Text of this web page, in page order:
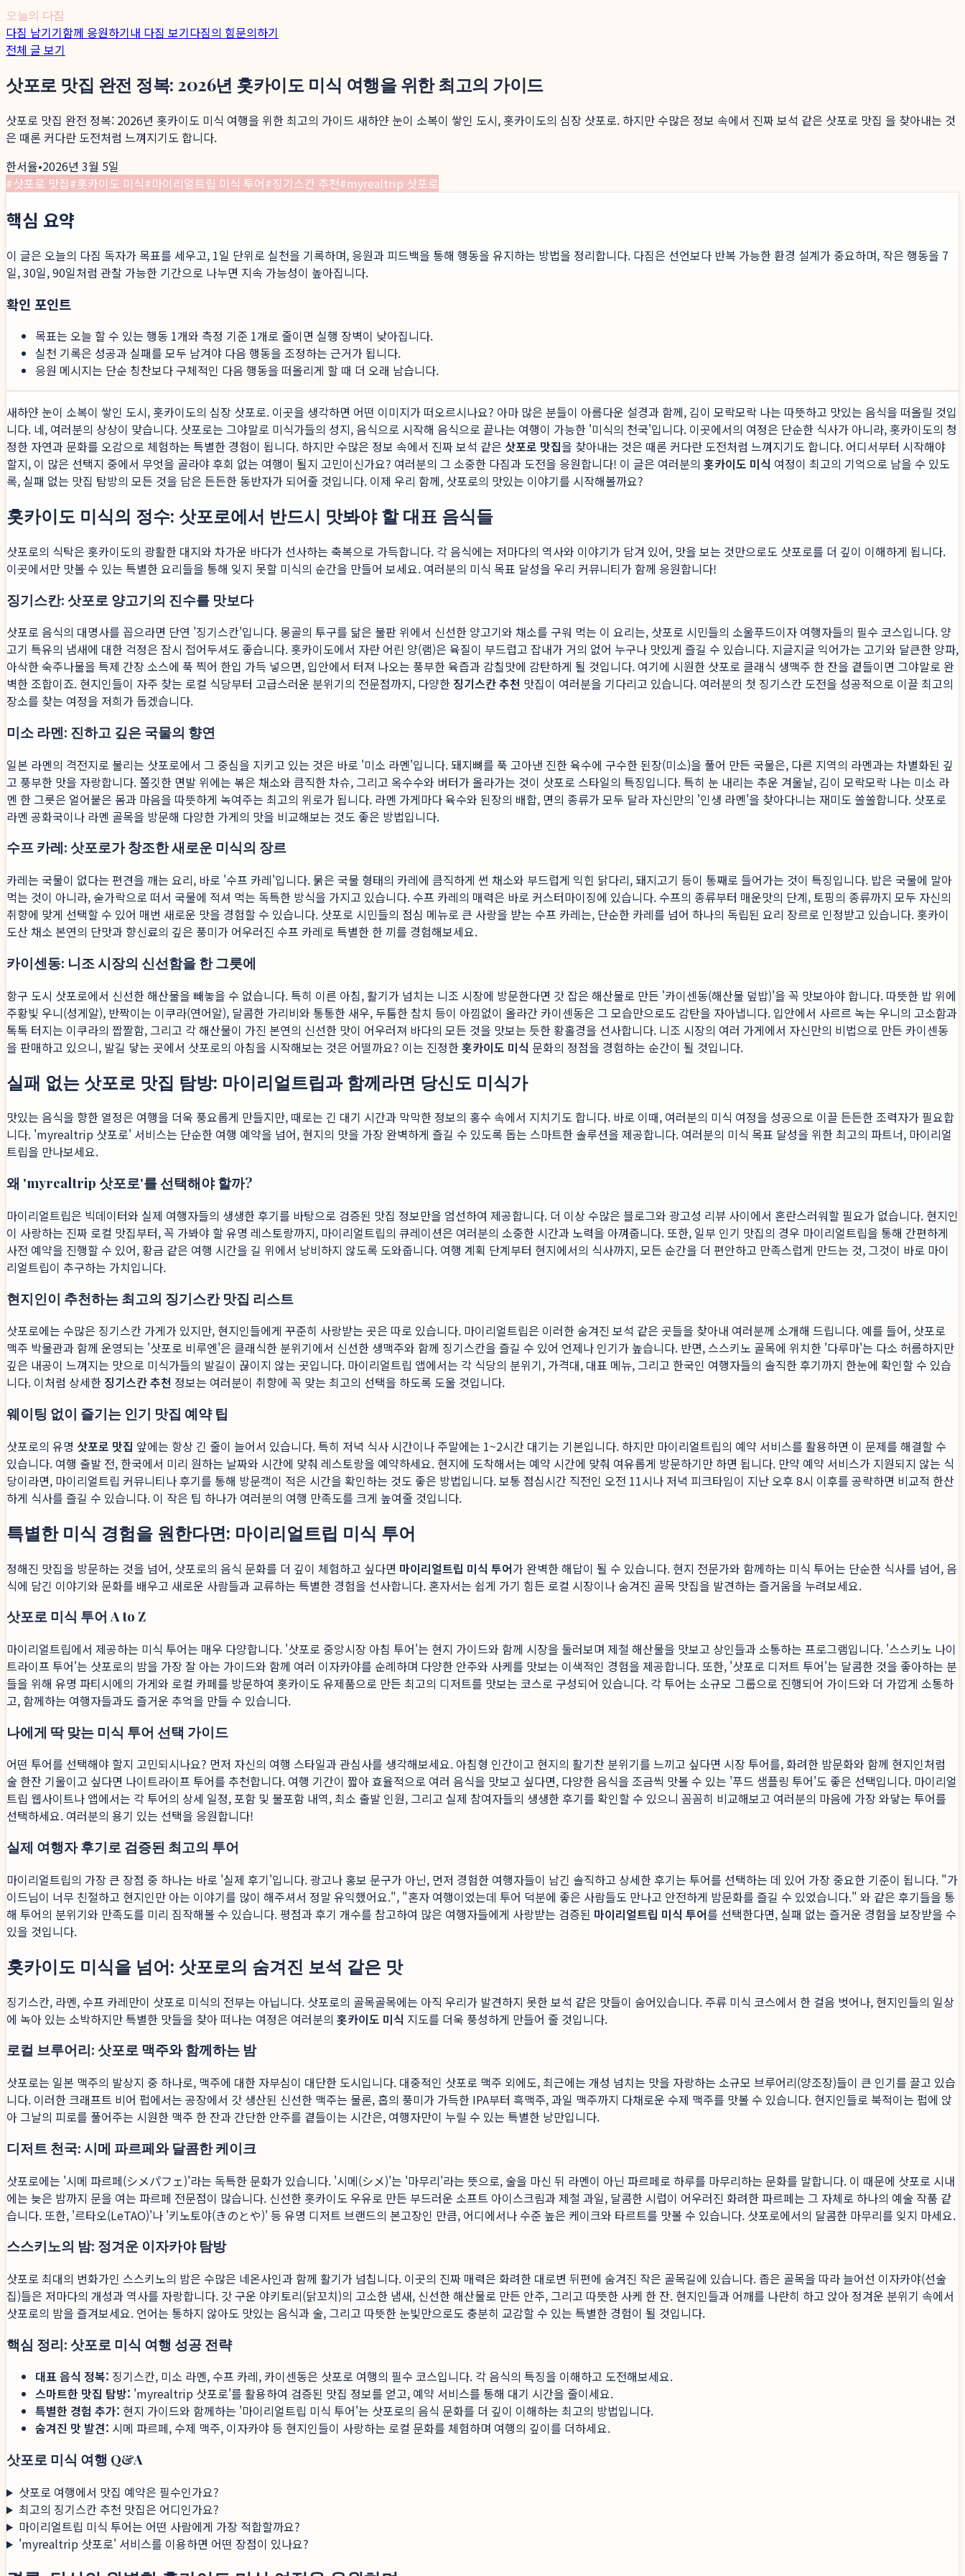
오늘의 다짐
다짐 남기기함께 응원하기내 다짐 보기다짐의 힘문의하기
전체 글 보기
삿포로 맛집 완전 정복: 2026년 홋카이도 미식 여행을 위한 최고의 가이드
삿포로 맛집 완전 정복: 2026년 홋카이도 미식 여행을 위한 최고의 가이드 새하얀 눈이 소복이 쌓인 도시, 홋카이도의 심장 삿포로. 하지만 수많은 정보 속에서 진짜 보석 같은 삿포로 맛집 을 찾아내는 것
은 때론 커다란 도전처럼 느껴지기도 합니다.
한서율•2026년 3월 5일
#삿포로 맛집#홋카이도 미식#마이리얼트립 미식 투어#징기스칸 추천#myrealtrip 삿포로
핵심 요약
이 글은 오늘의 다짐 독자가 목표를 세우고, 1일 단위로 실천을 기록하며, 응원과 피드백을 통해 행동을 유지하는 방법을 정리합니다. 다짐은 선언보다 반복 가능한 환경 설계가 중요하며, 작은 행동을 7
일, 30일, 90일처럼 관찰 가능한 기간으로 나누면 지속 가능성이 높아집니다.
확인 포인트
목표는 오늘 할 수 있는 행동 1개와 측정 기준 1개로 줄이면 실행 장벽이 낮아집니다.
실천 기록은 성공과 실패를 모두 남겨야 다음 행동을 조정하는 근거가 됩니다.
응원 메시지는 단순 칭찬보다 구체적인 다음 행동을 떠올리게 할 때 더 오래 남습니다.
새하얀 눈이 소복이 쌓인 도시, 홋카이도의 심장 삿포로. 이곳을 생각하면 어떤 이미지가 떠오르시나요? 아마 많은 분들이 아름다운 설경과 함께, 김이 모락모락 나는 따뜻하고 맛있는 음식을 떠올릴 것입
니다. 네, 여러분의 상상이 맞습니다. 삿포로는 그야말로 미식가들의 성지, 음식으로 시작해 음식으로 끝나는 여행이 가능한 '미식의 천국'입니다. 이곳에서의 여정은 단순한 식사가 아니라, 홋카이도의 청
정한 자연과 문화를 오감으로 체험하는 특별한 경험이 됩니다. 하지만 수많은 정보 속에서 진짜 보석 같은 삿포로 맛집을 찾아내는 것은 때론 커다란 도전처럼 느껴지기도 합니다. 어디서부터 시작해야
할지, 이 많은 선택지 중에서 무엇을 골라야 후회 없는 여행이 될지 고민이신가요? 여러분의 그 소중한 다짐과 도전을 응원합니다! 이 글은 여러분의 홋카이도 미식 여정이 최고의 기억으로 남을 수 있도
록, 실패 없는 맛집 탐방의 모든 것을 담은 든든한 동반자가 되어줄 것입니다. 이제 우리 함께, 삿포로의 맛있는 이야기를 시작해볼까요?
홋카이도 미식의 정수: 삿포로에서 반드시 맛봐야 할 대표 음식들
삿포로의 식탁은 홋카이도의 광활한 대지와 차가운 바다가 선사하는 축복으로 가득합니다. 각 음식에는 저마다의 역사와 이야기가 담겨 있어, 맛을 보는 것만으로도 삿포로를 더 깊이 이해하게 됩니다.
이곳에서만 맛볼 수 있는 특별한 요리들을 통해 잊지 못할 미식의 순간을 만들어 보세요. 여러분의 미식 목표 달성을 우리 커뮤니티가 함께 응원합니다!
징기스칸: 삿포로 양고기의 진수를 맛보다
삿포로 음식의 대명사를 꼽으라면 단연 '징기스칸'입니다. 몽골의 투구를 닮은 불판 위에서 신선한 양고기와 채소를 구워 먹는 이 요리는, 삿포로 시민들의 소울푸드이자 여행자들의 필수 코스입니다. 양
고기 특유의 냄새에 대한 걱정은 잠시 접어두셔도 좋습니다. 홋카이도에서 자란 어린 양(램)은 육질이 부드럽고 잡내가 거의 없어 누구나 맛있게 즐길 수 있습니다. 지글지글 익어가는 고기와 달큰한 양파,
아삭한 숙주나물을 특제 간장 소스에 푹 찍어 한입 가득 넣으면, 입안에서 터져 나오는 풍부한 육즙과 감칠맛에 감탄하게 될 것입니다. 여기에 시원한 삿포로 클래식 생맥주 한 잔을 곁들이면 그야말로 완
벽한 조합이죠. 현지인들이 자주 찾는 로컬 식당부터 고급스러운 분위기의 전문점까지, 다양한 징기스칸 추천 맛집이 여러분을 기다리고 있습니다. 여러분의 첫 징기스칸 도전을 성공적으로 이끌 최고의
장소를 찾는 여정을 저희가 돕겠습니다.
미소 라멘: 진하고 깊은 국물의 향연
일본 라멘의 격전지로 불리는 삿포로에서 그 중심을 지키고 있는 것은 바로 '미소 라멘'입니다. 돼지뼈를 푹 고아낸 진한 육수에 구수한 된장(미소)을 풀어 만든 국물은, 다른 지역의 라멘과는 차별화된 깊
고 풍부한 맛을 자랑합니다. 쫄깃한 면발 위에는 볶은 채소와 큼직한 차슈, 그리고 옥수수와 버터가 올라가는 것이 삿포로 스타일의 특징입니다. 특히 눈 내리는 추운 겨울날, 김이 모락모락 나는 미소 라
멘 한 그릇은 얼어붙은 몸과 마음을 따뜻하게 녹여주는 최고의 위로가 됩니다. 라멘 가게마다 육수와 된장의 배합, 면의 종류가 모두 달라 자신만의 '인생 라멘'을 찾아다니는 재미도 쏠쏠합니다. 삿포로
라멘 공화국이나 라멘 골목을 방문해 다양한 가게의 맛을 비교해보는 것도 좋은 방법입니다.
수프 카레: 삿포로가 창조한 새로운 미식의 장르
카레는 국물이 없다는 편견을 깨는 요리, 바로 '수프 카레'입니다. 묽은 국물 형태의 카레에 큼직하게 썬 채소와 부드럽게 익힌 닭다리, 돼지고기 등이 통째로 들어가는 것이 특징입니다. 밥은 국물에 말아
먹는 것이 아니라, 숟가락으로 떠서 국물에 적셔 먹는 독특한 방식을 가지고 있습니다. 수프 카레의 매력은 바로 커스터마이징에 있습니다. 수프의 종류부터 매운맛의 단계, 토핑의 종류까지 모두 자신의
취향에 맞게 선택할 수 있어 매번 새로운 맛을 경험할 수 있습니다. 삿포로 시민들의 점심 메뉴로 큰 사랑을 받는 수프 카레는, 단순한 카레를 넘어 하나의 독립된 요리 장르로 인정받고 있습니다. 홋카이
도산 채소 본연의 단맛과 향신료의 깊은 풍미가 어우러진 수프 카레로 특별한 한 끼를 경험해보세요.
카이센동: 니조 시장의 신선함을 한 그릇에
항구 도시 삿포로에서 신선한 해산물을 빼놓을 수 없습니다. 특히 이른 아침, 활기가 넘치는 니조 시장에 방문한다면 갓 잡은 해산물로 만든 '카이센동(해산물 덮밥)'을 꼭 맛보아야 합니다. 따뜻한 밥 위에
주황빛 우니(성게알), 반짝이는 이쿠라(연어알), 달콤한 가리비와 통통한 새우, 두툼한 참치 등이 아낌없이 올라간 카이센동은 그 모습만으로도 감탄을 자아냅니다. 입안에서 사르르 녹는 우니의 고소함과
톡톡 터지는 이쿠라의 짭짤함, 그리고 각 해산물이 가진 본연의 신선한 맛이 어우러져 바다의 모든 것을 맛보는 듯한 황홀경을 선사합니다. 니조 시장의 여러 가게에서 자신만의 비법으로 만든 카이센동
을 판매하고 있으니, 발길 닿는 곳에서 삿포로의 아침을 시작해보는 것은 어떨까요? 이는 진정한홋카이도 미식 문화의 정점을 경험하는 순간이 될 것입니다.
실패 없는 삿포로 맛집 탐방: 마이리얼트립과 함께라면 당신도 미식가
맛있는 음식을 향한 열정은 여행을 더욱 풍요롭게 만들지만, 때로는 긴 대기 시간과 막막한 정보의 홍수 속에서 지치기도 합니다. 바로 이때, 여러분의 미식 여정을 성공으로 이끌 든든한 조력자가 필요합
니다. 'myrealtrip 삿포로' 서비스는 단순한 여행 예약을 넘어, 현지의 맛을 가장 완벽하게 즐길 수 있도록 돕는 스마트한 솔루션을 제공합니다. 여러분의 미식 목표 달성을 위한 최고의 파트너, 마이리얼
트립을 만나보세요.
왜 'myrealtrip 삿포로'를 선택해야 할까?
마이리얼트립은 빅데이터와 실제 여행자들의 생생한 후기를 바탕으로 검증된 맛집 정보만을 엄선하여 제공합니다. 더 이상 수많은 블로그와 광고성 리뷰 사이에서 혼란스러워할 필요가 없습니다. 현지인
이 사랑하는 진짜 로컬 맛집부터, 꼭 가봐야 할 유명 레스토랑까지, 마이리얼트립의 큐레이션은 여러분의 소중한 시간과 노력을 아껴줍니다. 또한, 일부 인기 맛집의 경우 마이리얼트립을 통해 간편하게
사전 예약을 진행할 수 있어, 황금 같은 여행 시간을 길 위에서 낭비하지 않도록 도와줍니다. 여행 계획 단계부터 현지에서의 식사까지, 모든 순간을 더 편안하고 만족스럽게 만드는 것, 그것이 바로 마이
리얼트립이 추구하는 가치입니다.
현지인이 추천하는 최고의 징기스칸 맛집 리스트
삿포로에는 수많은 징기스칸 가게가 있지만, 현지인들에게 꾸준히 사랑받는 곳은 따로 있습니다. 마이리얼트립은 이러한 숨겨진 보석 같은 곳들을 찾아내 여러분께 소개해 드립니다. 예를 들어, 삿포로
맥주 박물관과 함께 운영되는 '삿포로 비루엔'은 클래식한 분위기에서 신선한 생맥주와 함께 징기스칸을 즐길 수 있어 언제나 인기가 높습니다. 반면, 스스키노 골목에 위치한 '다루마'는 다소 허름하지만
깊은 내공이 느껴지는 맛으로 미식가들의 발길이 끊이지 않는 곳입니다. 마이리얼트립 앱에서는 각 식당의 분위기, 가격대, 대표 메뉴, 그리고 한국인 여행자들의 솔직한 후기까지 한눈에 확인할 수 있습
니다. 이처럼 상세한 징기스칸 추천 정보는 여러분이 취향에 꼭 맞는 최고의 선택을 하도록 도울 것입니다.
웨이팅 없이 즐기는 인기 맛집 예약 팁
삿포로의 유명 삿포로 맛집 앞에는 항상 긴 줄이 늘어서 있습니다. 특히 저녁 식사 시간이나 주말에는 1~2시간 대기는 기본입니다. 하지만 마이리얼트립의 예약 서비스를 활용하면 이 문제를 해결할 수
있습니다. 여행 출발 전, 한국에서 미리 원하는 날짜와 시간에 맞춰 레스토랑을 예약하세요. 현지에 도착해서는 예약 시간에 맞춰 여유롭게 방문하기만 하면 됩니다. 만약 예약 서비스가 지원되지 않는 식
당이라면, 마이리얼트립 커뮤니티나 후기를 통해 방문객이 적은 시간을 확인하는 것도 좋은 방법입니다. 보통 점심시간 직전인 오전 11시나 저녁 피크타임이 지난 오후 8시 이후를 공략하면 비교적 한산
하게 식사를 즐길 수 있습니다. 이 작은 팁 하나가 여러분의 여행 만족도를 크게 높여줄 것입니다.
특별한 미식 경험을 원한다면: 마이리얼트립 미식 투어
정해진 맛집을 방문하는 것을 넘어, 삿포로의 음식 문화를 더 깊이 체험하고 싶다면 마이리얼트립 미식 투어가 완벽한 해답이 될 수 있습니다. 현지 전문가와 함께하는 미식 투어는 단순한 식사를 넘어, 음
식에 담긴 이야기와 문화를 배우고 새로운 사람들과 교류하는 특별한 경험을 선사합니다. 혼자서는 쉽게 가기 힘든 로컬 시장이나 숨겨진 골목 맛집을 발견하는 즐거움을 누려보세요.
삿포로 미식 투어 A to Z
마이리얼트립에서 제공하는 미식 투어는 매우 다양합니다. '삿포로 중앙시장 아침 투어'는 현지 가이드와 함께 시장을 둘러보며 제철 해산물을 맛보고 상인들과 소통하는 프로그램입니다. '스스키노 나이
트라이프 투어'는 삿포로의 밤을 가장 잘 아는 가이드와 함께 여러 이자카야를 순례하며 다양한 안주와 사케를 맛보는 이색적인 경험을 제공합니다. 또한, '삿포로 디저트 투어'는 달콤한 것을 좋아하는 분
들을 위해 유명 파티시에의 가게와 로컬 카페를 방문하여 홋카이도 유제품으로 만든 최고의 디저트를 맛보는 코스로 구성되어 있습니다. 각 투어는 소규모 그룹으로 진행되어 가이드와 더 가깝게 소통하
고, 함께하는 여행자들과도 즐거운 추억을 만들 수 있습니다.
나에게 딱 맞는 미식 투어 선택 가이드
어떤 투어를 선택해야 할지 고민되시나요? 먼저 자신의 여행 스타일과 관심사를 생각해보세요. 아침형 인간이고 현지의 활기찬 분위기를 느끼고 싶다면 시장 투어를, 화려한 밤문화와 함께 현지인처럼
술 한잔 기울이고 싶다면 나이트라이프 투어를 추천합니다. 여행 기간이 짧아 효율적으로 여러 음식을 맛보고 싶다면, 다양한 음식을 조금씩 맛볼 수 있는 '푸드 샘플링 투어'도 좋은 선택입니다. 마이리얼
트립 웹사이트나 앱에서는 각 투어의 상세 일정, 포함 및 불포함 내역, 최소 출발 인원, 그리고 실제 참여자들의 생생한 후기를 확인할 수 있으니 꼼꼼히 비교해보고 여러분의 마음에 가장 와닿는 투어를
선택하세요. 여러분의 용기 있는 선택을 응원합니다!
실제 여행자 후기로 검증된 최고의 투어
마이리얼트립의 가장 큰 장점 중 하나는 바로 '실제 후기'입니다. 광고나 홍보 문구가 아닌, 먼저 경험한 여행자들이 남긴 솔직하고 상세한 후기는 투어를 선택하는 데 있어 가장 중요한 기준이 됩니다. "가
이드님이 너무 친절하고 현지인만 아는 이야기를 많이 해주셔서 정말 유익했어요.", "혼자 여행이었는데 투어 덕분에 좋은 사람들도 만나고 안전하게 밤문화를 즐길 수 있었습니다." 와 같은 후기들을 통
해 투어의 분위기와 만족도를 미리 짐작해볼 수 있습니다. 평점과 후기 개수를 참고하여 많은 여행자들에게 사랑받는 검증된 마이리얼트립 미식 투어를 선택한다면, 실패 없는 즐거운 경험을 보장받을 수
있을 것입니다.
홋카이도 미식을 넘어: 삿포로의 숨겨진 보석 같은 맛
징기스칸, 라멘, 수프 카레만이 삿포로 미식의 전부는 아닙니다. 삿포로의 골목골목에는 아직 우리가 발견하지 못한 보석 같은 맛들이 숨어있습니다. 주류 미식 코스에서 한 걸음 벗어나, 현지인들의 일상
에 녹아 있는 소박하지만 특별한 맛들을 찾아 떠나는 여정은 여러분의 홋카이도 미식 지도를 더욱 풍성하게 만들어 줄 것입니다.
로컬 브루어리: 삿포로 맥주와 함께하는 밤
삿포로는 일본 맥주의 발상지 중 하나로, 맥주에 대한 자부심이 대단한 도시입니다. 대중적인 삿포로 맥주 외에도, 최근에는 개성 넘치는 맛을 자랑하는 소규모 브루어리(양조장)들이 큰 인기를 끌고 있습
니다. 이러한 크래프트 비어 펍에서는 공장에서 갓 생산된 신선한 맥주는 물론, 홉의 풍미가 가득한 IPA부터 흑맥주, 과일 맥주까지 다채로운 수제 맥주를 맛볼 수 있습니다. 현지인들로 북적이는 펍에 앉
아 그날의 피로를 풀어주는 시원한 맥주 한 잔과 간단한 안주를 곁들이는 시간은, 여행자만이 누릴 수 있는 특별한 낭만입니다.
디저트 천국: 시메 파르페와 달콤한 케이크
삿포로에는 '시메 파르페(シメパフェ)'라는 독특한 문화가 있습니다. '시메(シメ)'는 '마무리'라는 뜻으로, 술을 마신 뒤 라멘이 아닌 파르페로 하루를 마무리하는 문화를 말합니다. 이 때문에 삿포로 시내
에는 늦은 밤까지 문을 여는 파르페 전문점이 많습니다. 신선한 홋카이도 우유로 만든 부드러운 소프트 아이스크림과 제철 과일, 달콤한 시럽이 어우러진 화려한 파르페는 그 자체로 하나의 예술 작품 같
습니다. 또한, '르타오(LeTAO)'나 '키노토야(きのとや)' 등 유명 디저트 브랜드의 본고장인 만큼, 어디에서나 수준 높은 케이크와 타르트를 맛볼 수 있습니다. 삿포로에서의 달콤한 마무리를 잊지 마세요.
스스키노의 밤: 정겨운 이자카야 탐방
삿포로 최대의 번화가인 스스키노의 밤은 수많은 네온사인과 함께 활기가 넘칩니다. 이곳의 진짜 매력은 화려한 대로변 뒤편에 숨겨진 작은 골목길에 있습니다. 좁은 골목을 따라 늘어선 이자카야(선술
집)들은 저마다의 개성과 역사를 자랑합니다. 갓 구운 야키토리(닭꼬치)의 고소한 냄새, 신선한 해산물로 만든 안주, 그리고 따뜻한 사케 한 잔. 현지인들과 어깨를 나란히 하고 앉아 정겨운 분위기 속에서
삿포로의 밤을 즐겨보세요. 언어는 통하지 않아도 맛있는 음식과 술, 그리고 따뜻한 눈빛만으로도 충분히 교감할 수 있는 특별한 경험이 될 것입니다.
핵심 정리: 삿포로 미식 여행 성공 전략
대표 음식 정복: 징기스칸, 미소 라멘, 수프 카레, 카이센동은 삿포로 여행의 필수 코스입니다. 각 음식의 특징을 이해하고 도전해보세요.
스마트한 맛집 탐방: 'myrealtrip 삿포로'를 활용하여 검증된 맛집 정보를 얻고, 예약 서비스를 통해 대기 시간을 줄이세요.
특별한 경험 추가: 현지 가이드와 함께하는 '마이리얼트립 미식 투어'는 삿포로의 음식 문화를 더 깊이 이해하는 최고의 방법입니다.
숨겨진 맛 발견: 시메 파르페, 수제 맥주, 이자카야 등 현지인들이 사랑하는 로컬 문화를 체험하며 여행의 깊이를 더하세요.
삿포로 미식 여행 Q&A
삿포로 여행에서 맛집 예약은 필수인가요?
최고의 징기스칸 추천 맛집은 어디인가요?
마이리얼트립 미식 투어는 어떤 사람에게 가장 적합할까요?
'myrealtrip 삿포로' 서비스를 이용하면 어떤 장점이 있나요?